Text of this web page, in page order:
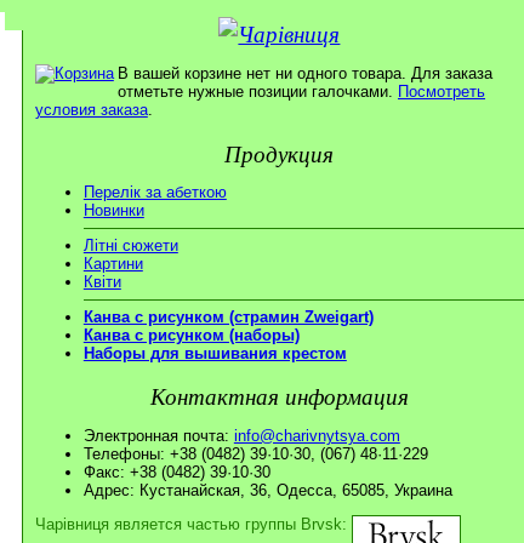
В вашей корзине нет ни одного товара. Для заказа
отметьте нужные позиции галочками. Посмотреть
условия заказа.
Продукция
Перелік за абеткою
Новинки
Літні сюжети
Картини
Квіти
Канва с рисунком (страмин Zweigart)
Канва с рисунком (наборы)
Наборы для вышивания крестом
Контактная информация
Электронная почта: info@charivnytsya.com
Телефоны: +38 (0482) 39·10·30, (067) 48·11·229
Факс: +38 (0482) 39·10·30
Адрес: Кустанайская, 36, Одесса, 65085, Украина
Чарівниця является частью группы Brvsk: